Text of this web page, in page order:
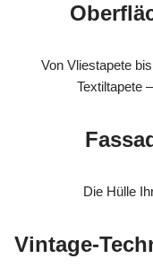
Von Vliestapete
Textiltapete
Die Hülle
Vintage-